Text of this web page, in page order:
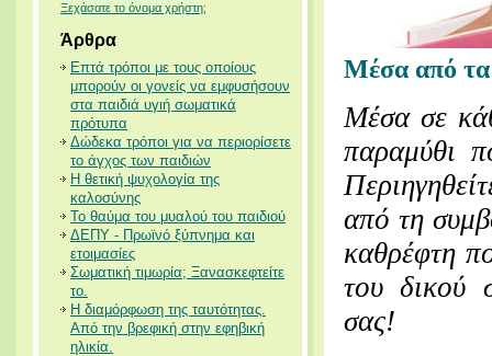
Ξεχάσατε το όνομα χρήστη;
Άρθρα
Επτά τρόποι με τους οποίους
μπορούν οι γονείς να εμφυσήσουν
στα παιδιά υγιή σωματικά
πρότυπα
Δώδεκα τρόποι για να περιορίσετε
το άγχος των παιδιών
Η θετική ψυχολογία της
καλοσύνης
Το θαύμα του μυαλού του παιδιού
ΔΕΠΥ - Πρωϊνό ξύπνημα και
ετοιμασίες
Σωματική τιμωρία; Ξανασκεφτείτε
το.
Η διαμόρφωση της ταυτότητας.
Από την βρεφική στην εφηβική
ηλικία.
Μέσα από
Μέσα σε
παραμύθι
από τη
καθρέφτη
του δικού
σας!